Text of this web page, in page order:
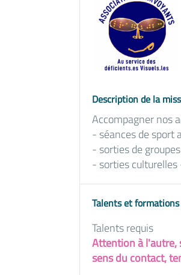
Description de la
Accompagner nos
- séances de sport
- sorties de
- sorties culturelles
Talents et formations
Talents requis
Attention à l'autre,
sens du contact,